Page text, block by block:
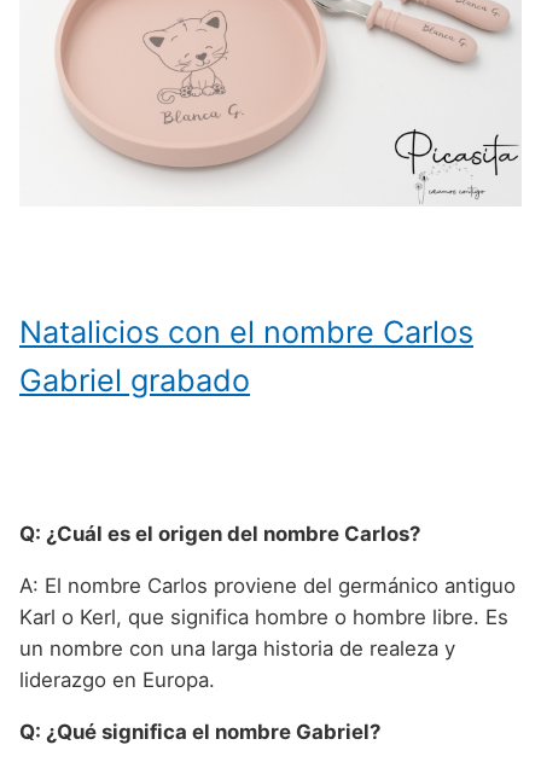
Natalicios con el nombre Carlos
Gabriel grabado
Q: ¿Cuál es el origen del nombre Carlos?
A: El nombre Carlos proviene del germánico antiguo
Karl o Kerl, que significa hombre o hombre libre. Es
un nombre con una larga historia de realeza y
liderazgo en Europa.
Q: ¿Qué significa el nombre Gabriel?